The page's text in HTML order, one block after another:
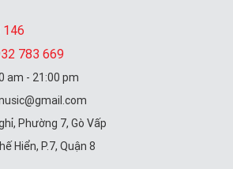
783 669
am - 21:00 pm
Phường 7, Gò Vấp
Hiển, P.7, Quận 8